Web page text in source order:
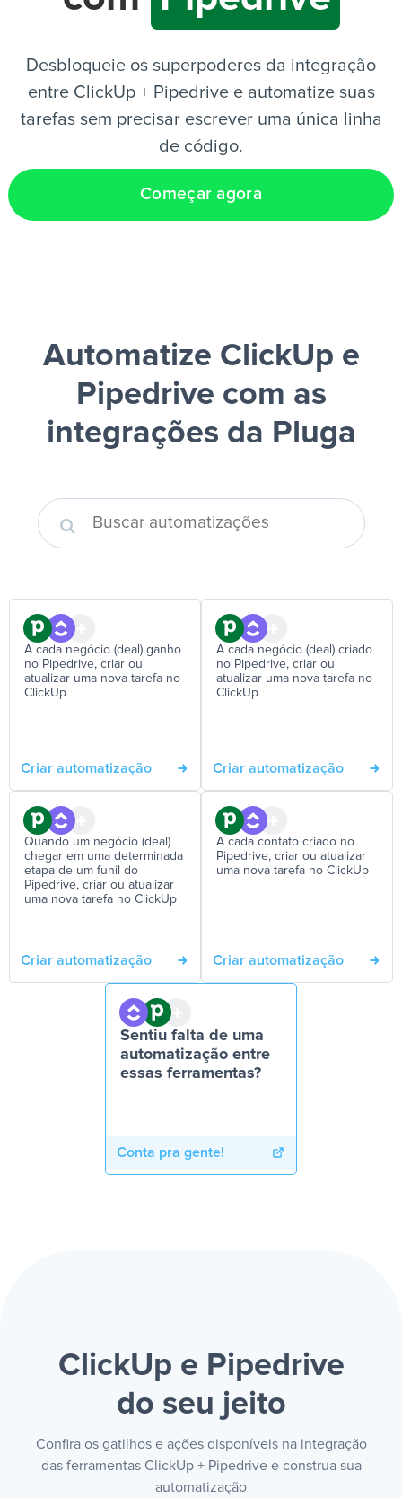
Desbloqueie os superpoderes da integração
entre ClickUp + Pipedrive e automatize suas
tarefas sem precisar escrever uma única linha
de código.
Começar agora
Automatize ClickUp e
Pipedrive com as
integrações da Pluga
A cada negócio (deal) ganho
no Pipedrive, criar ou
atualizar uma nova tarefa no
ClickUp
Criar automatização
A cada negócio (deal) criado
no Pipedrive, criar ou
atualizar uma nova tarefa no
ClickUp
Criar automatização
Quando um negócio (deal)
chegar em uma determinada
etapa de um funil do
Pipedrive, criar ou atualizar
uma nova tarefa no ClickUp
Criar automatização
A cada contato criado no
Pipedrive, criar ou atualizar
uma nova tarefa no ClickUp
Criar automatização
Sentiu falta de uma
automatização entre
essas ferramentas?
Conta pra gente!
ClickUp e Pipedrive
do seu jeito
Confira os gatilhos e ações disponíveis na integração
das ferramentas ClickUp + Pipedrive e construa sua
automatização